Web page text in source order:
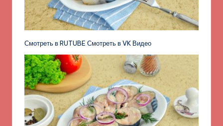
Смотреть в RUTUBE Смотреть в VK Видео